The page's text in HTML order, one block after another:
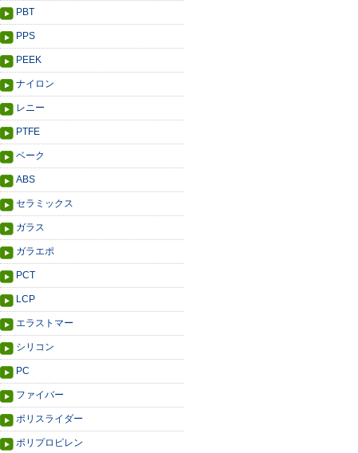
PBT
PPS
PEEK
ナイロン
レニー
PTFE
ベーク
ABS
セラミックス
ガラス
ガラエポ
PCT
LCP
エラストマー
シリコン
PC
ファイバー
ポリスライダー
ポリプロピレン